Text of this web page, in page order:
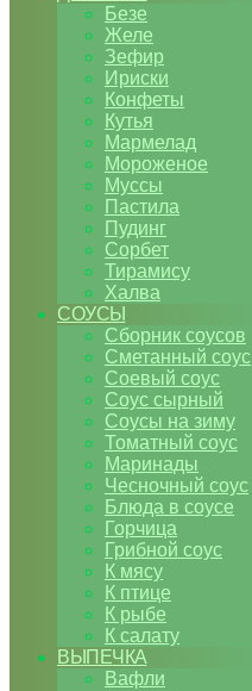
Безе
Желе
Зефир
Ириски
Конфеты
Кутья
Мармелад
Мороженое
Муссы
Пастила
Пудинг
Сорбет
Тирамису
Халва
СОУСЫ
Сборник соусов
Сметанный соус
Соевый соус
Соус сырный
Соусы на зиму
Томатный соус
Маринады
Чесночный соус
Блюда в соусе
Горчица
Грибной соус
К мясу
К птице
К рыбе
К салату
ВЫПЕЧКА
Вафли